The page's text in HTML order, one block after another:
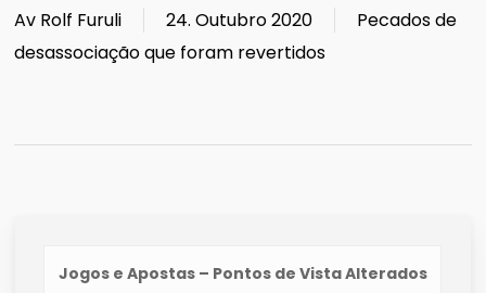
Av Rolf Furuli 24. Outubro 2020
Pecados de
desassociação que foram revertidos
Jogos e Apostas – Pontos de Vista Alterados